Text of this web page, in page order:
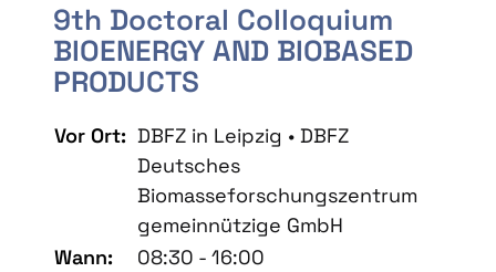
9th Doctoral Colloquium
BIOENERGY AND BIOBASED
PRODUCTS
Vor Ort: DBFZ in Leipzig • DBFZ
Deutsches
Biomasseforschungszentrum
gemeinnützige GmbH
Wann:
08:30 - 16:00